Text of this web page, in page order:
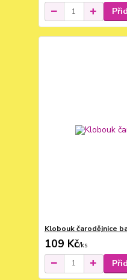
Klobouk čarodějnice
109 Kč/ks